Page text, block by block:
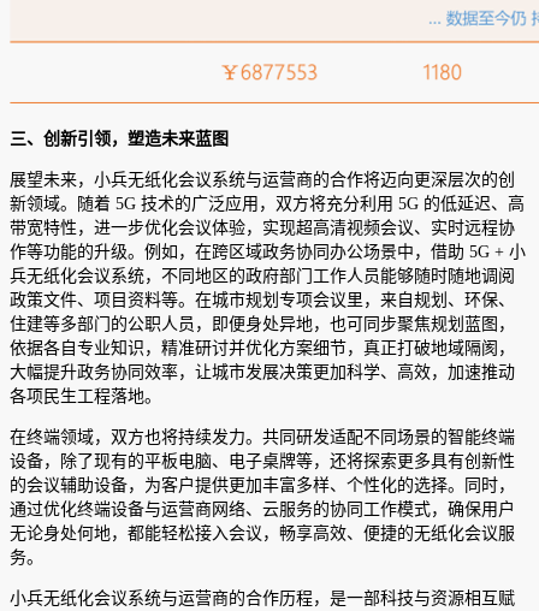
三、创新引领，塑造未来蓝图
展望未来，小兵无纸化会议系统与运营商的合作将迈向更深层次的创
新领域。随着 5G 技术的广泛应用，双方将充分利用 5G 的低延迟、高
带宽特性，进一步优化会议体验，实现超高清视频会议、实时远程协
作等功能的升级。例如，在跨区域政务协同办公场景中，借助 5G + 小
兵无纸化会议系统，不同地区的政府部门工作人员能够随时随地调阅
政策文件、项目资料等。在城市规划专项会议里，来自规划、环保、
住建等多部门的公职人员，即便身处异地，也可同步聚焦规划蓝图，
依据各自专业知识，精准研讨并优化方案细节，真正打破地域隔阂，
大幅提升政务协同效率，让城市发展决策更加科学、高效，加速推动
各项民生工程落地。
在终端领域，双方也将持续发力。共同研发适配不同场景的智能终端
设备，除了现有的平板电脑、电子桌牌等，还将探索更多具有创新性
的会议辅助设备，为客户提供更加丰富多样、个性化的选择。同时，
通过优化终端设备与运营商网络、云服务的协同工作模式，确保用户
无论身处何地，都能轻松接入会议，畅享高效、便捷的无纸化会议服
务。
小兵无纸化会议系统与运营商的合作历程，是一部科技与资源相互赋